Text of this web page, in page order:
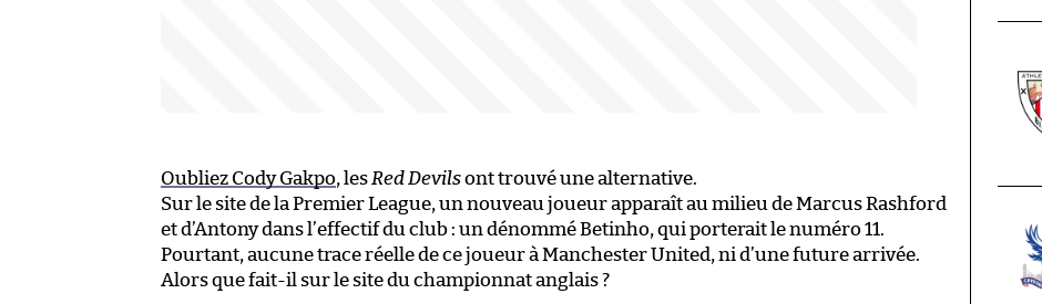
Oubliez Cody Gakpo, les Red Devilsont trouvé une alternative.
Sur le site de la Premier League, un nouveau joueur apparaît au milieu de Marcus Rashford
et d’Antony dans l’effectif du club : un dénommé Betinho, qui porterait le numéro 11.
Pourtant, aucune trace réelle de ce joueur à Manchester United, ni d’une future arrivée.
Alors que fait-il sur le site du championnat anglais ?